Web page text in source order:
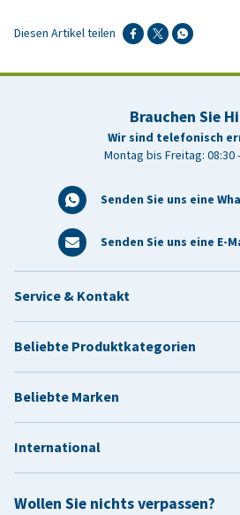
Diesen Artikel teilen
Brauchen Sie
Wir sind telefonisch
Montag bis Freitag: 08:30
Senden Sie uns eine
Senden Sie uns eine E-
Wollen Sie nichts verpassen?
Service & Kontakt
Beliebte Produktkategorien
Beliebte Marken
International